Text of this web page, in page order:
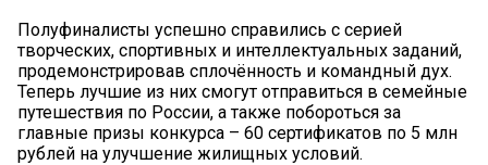
Полуфиналисты успешно справились с серией
творческих, спортивных и интеллектуальных заданий,
продемонстрировав сплочённость и командный дух.
Теперь лучшие из них смогут отправиться в семейные
путешествия по России, а также побороться за
главные призы конкурса – 60 сертификатов по 5 млн
рублей на улучшение жилищных условий.